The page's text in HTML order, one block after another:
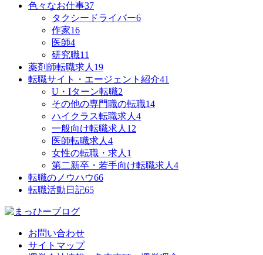
色々なお仕事37
タクシードライバー6
作家16
医師4
研究職11
薬剤師転職求人 19
転職サイト・エージェント紹介41
U・Iターン転職2
その他の専門職の転職14
ハイクラス転職求人 4
一般向け転職求人 12
医師転職求人 4
女性の転職・求人 1
第二新卒・若手向け転職求人 4
転職のノウハウ66
転職活動日記65
お問い合わせ
サイトマップ